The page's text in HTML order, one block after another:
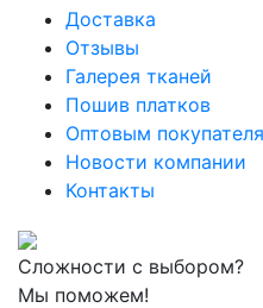
Доставка
Отзывы
Галерея тканей
Пошив платков
Оптовым покупателям
Новости компании
Контакты
Сложности с выбором?
Мы поможем!